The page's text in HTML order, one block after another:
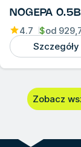
NOGEPA
4.7 $od
Zobacz